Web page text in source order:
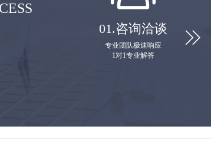
01.咨询洽谈
专业团队极速响应
1对1专业解答
